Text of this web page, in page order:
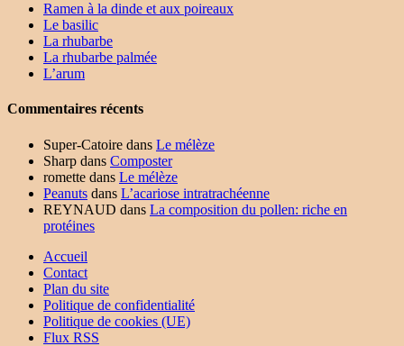
Ramen à la dinde et aux poireaux
Le basilic
La rhubarbe
La rhubarbe palmée
L’arum
Commentaires récents
Super-Catoire dans Le mélèze
Sharp dans Composter
romette dans Le mélèze
Peanuts dans L’acariose intratrachéenne
REYNAUD dans La composition du pollen: riche en
protéines
Accueil
Contact
Plan du site
Politique de confidentialité
Politique de cookies (UE)
Flux RSS